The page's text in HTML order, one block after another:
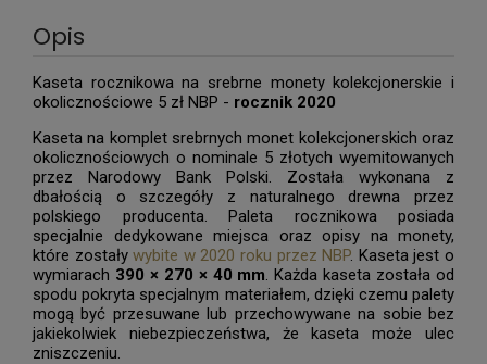
Opis
Kaseta rocznikowa na srebrne monety kolekcjonerskie i
okolicznościowe 5 zł NBP - rocznik 2020
Kaseta na komplet srebrnych monet kolekcjonerskich oraz
okolicznościowych o nominale 5 złotych wyemitowanych
przez Narodowy Bank Polski. Została wykonana z
dbałością o szczegóły z naturalnego drewna przez
polskiego producenta. Paleta rocznikowa posiada
specjalnie dedykowane miejsca oraz opisy na monety,
które zostaływybite w 2020 roku przez NBP. Kaseta jest o
wymiarach 390 × 270 × 40 mm . Każda kaseta została od
spodu pokryta specjalnym materiałem, dzięki czemu palety
mogą być przesuwane lub przechowywane na sobie bez
jakiekolwiek niebezpieczeństwa, że kaseta może ulec
zniszczeniu.